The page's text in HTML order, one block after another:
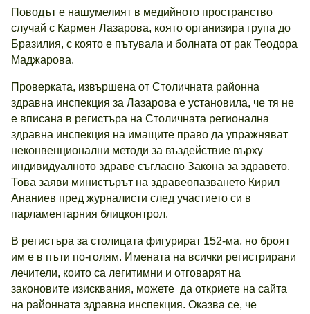
Поводът е нашумелият в медийното пространство
случай с Кармен Лазарова, която организира група до
Бразилия, с която е пътувала и болната от рак Теодора
Маджарова.
Проверката, извършена от Столичната районна
здравна инспекция за Лазарова е установила, че тя не
е вписана в регистъра на Столичната регионална
здравна инспекция на имащите право да упражняват
неконвенционални методи за въздействие върху
индивидуалното здраве съгласно Закона за здравето.
Това заяви министърът на здравеопазването Кирил
Ананиев пред журналисти след участието си в
парламентарния блицконтрол.
В регистъра за столицата фигурират 152-ма, но броят
им е в пъти по-голям. Имената на всички регистрирани
лечители, които са легитимни и отговарят на
законовите изисквания, можете да откриете на сайта
на районната здравна инспекция. Оказва се, че